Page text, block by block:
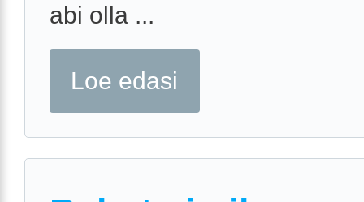
abi olla ...
Loe edasi